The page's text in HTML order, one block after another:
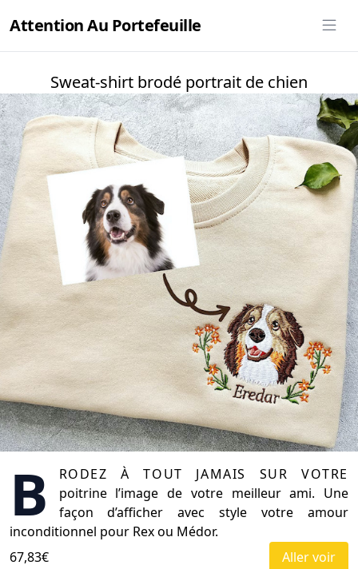
Attention Au Portefeuille
Sweat-shirt brodé portrait de chien
B
rodez à tout jamais sur votre
poitrine l’image de votre meilleur ami. Une
façon d’afficher avec style votre amour
inconditionnel pour Rex ou Médor.
67,83€
Aller voir